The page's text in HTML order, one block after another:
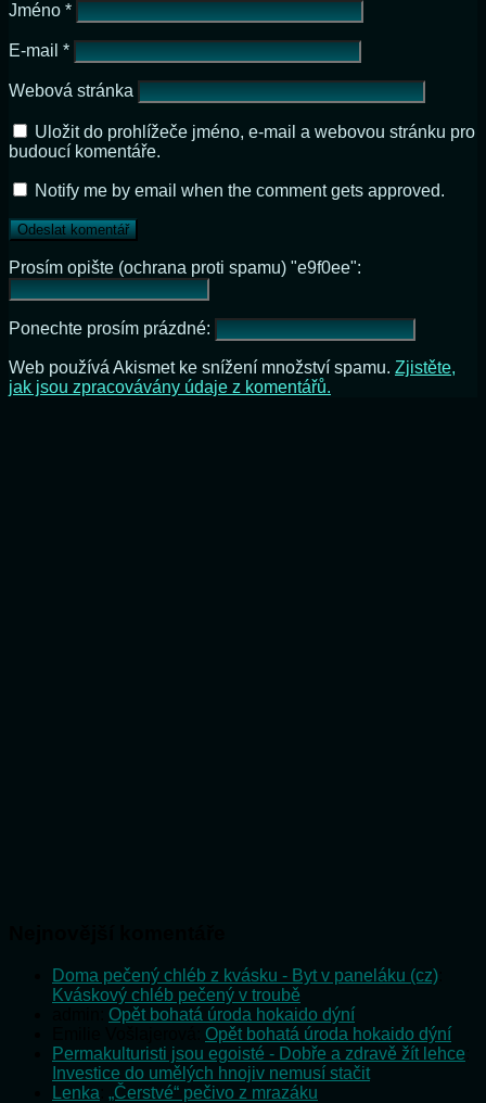
Jméno *
E-mail *
Webová stránka
Uložit do prohlížeče jméno, e-mail a webovou stránku pro
budoucí komentáře.
Notify me by email when the comment gets approved.
Prosím opište (ochrana proti spamu) "e9f0ee":
Ponechte prosím prázdné:
Web používá Akismet ke snížení množství spamu. Zjistěte,
jak jsou zpracovávány údaje z komentářů.
Doma pečený chléb z kvásku - Byt v paneláku (cz)
Kváskový chléb pečený v troubě
Opět bohatá úroda hokaido dýní
Opět bohatá úroda hokaido dýní
Permakulturisti jsou egoisté - Dobře a zdravě žít lehce
Investice do umělých hnojiv nemusí stačit
Lenka „Čerstvé“ pečivo z mrazáku